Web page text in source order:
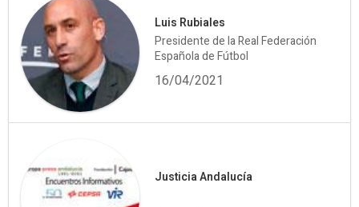
Luis Rubiales
Presidente de la Real Federación
Española de Fútbol
16/04/2021
Justicia Andalucía